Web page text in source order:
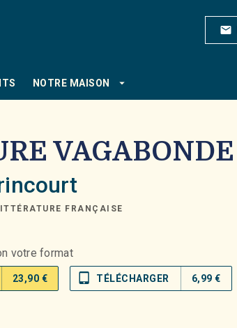
mail
NOTRE MAISON arrow_drop_down
VAGABONDE
FRANÇAISE
votre format
23,90 € tablet_mac TÉLÉCHARGER 6,99 €